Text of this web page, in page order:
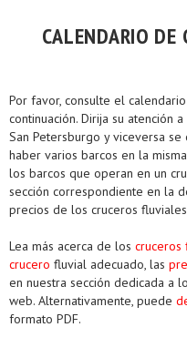
CALENDARIO DE
Por favor, consulte el
continuación. Dirija su atención
San Petersburgo y viceversa
haber varios barcos en la
los barcos que operan en un
sección correspondiente en la
precios de los cruceros
Lea más acerca de los cruceros
crucero fluvial adecuado, las
en nuestra sección dedicada a
web. Alternativamente, puede
formato PDF.